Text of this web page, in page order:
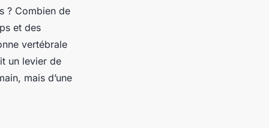
? Combien de
et des
vertébrale
un levier de
mais d’une